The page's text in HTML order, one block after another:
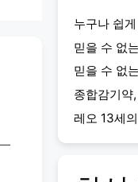
누구나 쉽
믿을 수 없
믿을 수 없
종합감기약
레오 13세